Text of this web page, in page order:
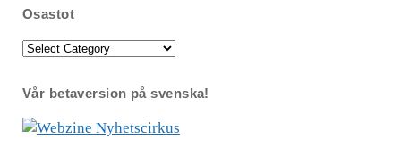
Osastot
Osastot
Vår betaversion på svenska!